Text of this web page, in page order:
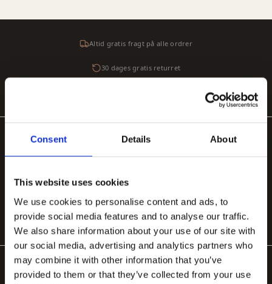
Consent Details About
This website uses cookies
We use cookies to personalise content and ads, to
provide social media features and to analyse our traffic.
We also share information about your use of our site with
our social media, advertising and analytics partners who
may combine it with other information that you’ve
provided to them or that they’ve collected from your use
Altid gratis fragt på alle ordrer
30 dages gratis returret
POPULÆRE KATEGORIER
Organiske tæpper Tæpper til stuen
Tæppe til soveværelse